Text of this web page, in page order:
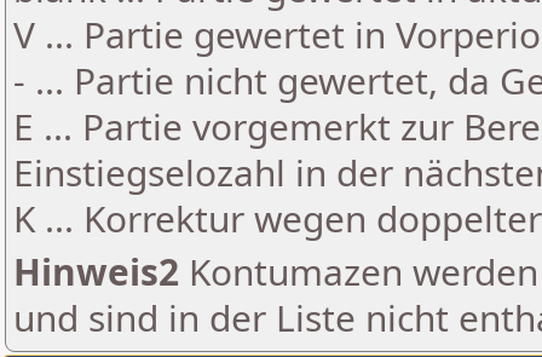
V ... Partie gewertet in
- ... Partie nicht gewertet, da
E ... Partie vorgemerkt zur
Einstiegselozahl in der
K ... Korrektur wegen
Hinweis2 Kontumazen
und sind in der Liste nicht